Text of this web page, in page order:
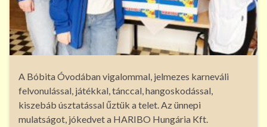
A Bóbita Óvodában vigalommal, jelmezes karneváli
felvonulással, játékkal, tánccal, hangoskodással,
kiszebáb úsztatással űztük a telet. Az ünnepi
mulatságot, jókedvet a HARIBO Hungária Kft.